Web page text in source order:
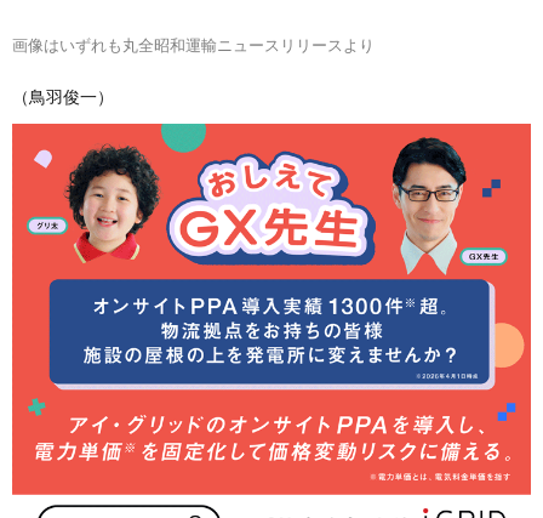
画像はいずれも丸全昭和運輸ニュースリリースより
（鳥羽俊一）